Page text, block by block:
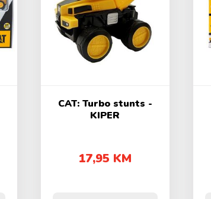
CAT: Turbo stunts -
KIPER
17,95 KM